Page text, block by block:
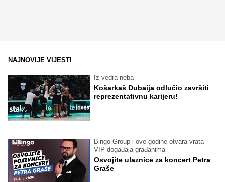
NAJNOVIJE VIJESTI
Iz vedra neba
Košarkaš Dubaija odlučio završiti
reprezentativnu karijeru!
Bingo Group i ove godine otvara vrata
VIP događaja građanima
Osvojite ulaznice za koncert Petra
Graše